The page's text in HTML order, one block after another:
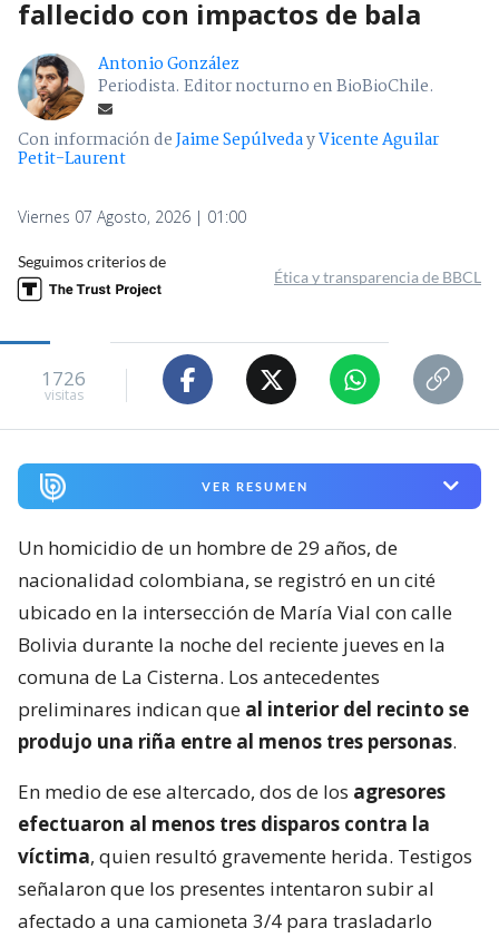
fallecido con impactos de bala
Antonio González
Periodista. Editor nocturno en BioBioChile.
Con información deJaime SepúlvedayVicente Aguilar
Petit-Laurent
Viernes 07 Agosto, 2026 | 01:00
Seguimos criterios de
Ética y transparencia de BBCL
1726
visitas
VER RESUMEN
Un homicidio de un hombre de 29 años, de
nacionalidad colombiana, se registró en un cité
ubicado en la intersección de María Vial con calle
Bolivia durante la noche del reciente jueves en la
comuna de La Cisterna. Los antecedentes
preliminares indican que al interior del recinto se
produjo una riña entre al menos tres personas.
En medio de ese altercado, dos de los agresores
efectuaron al menos tres disparos contra la
víctima, quien resultó gravemente herida. Testigos
señalaron que los presentes intentaron subir al
afectado a una camioneta 3/4 para trasladarlo